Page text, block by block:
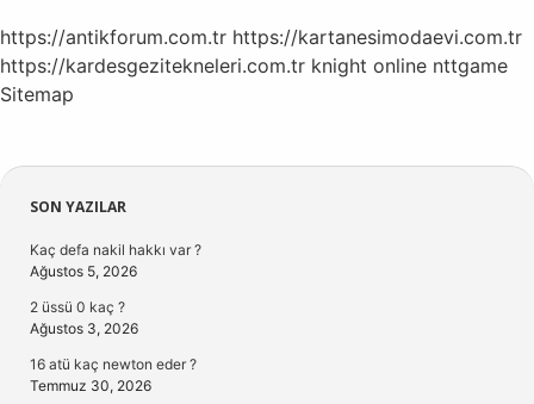
https://antikforum.com.tr https://kartanesimodaevi.com.tr
https://kardesgezitekneleri.com.tr knight online nttgame
Sitemap
Sidebar
SON YAZILAR
Kaç defa nakil hakkı var ?
Ağustos 5, 2026
2 üssü 0 kaç ?
Ağustos 3, 2026
16 atü kaç newton eder ?
Temmuz 30, 2026